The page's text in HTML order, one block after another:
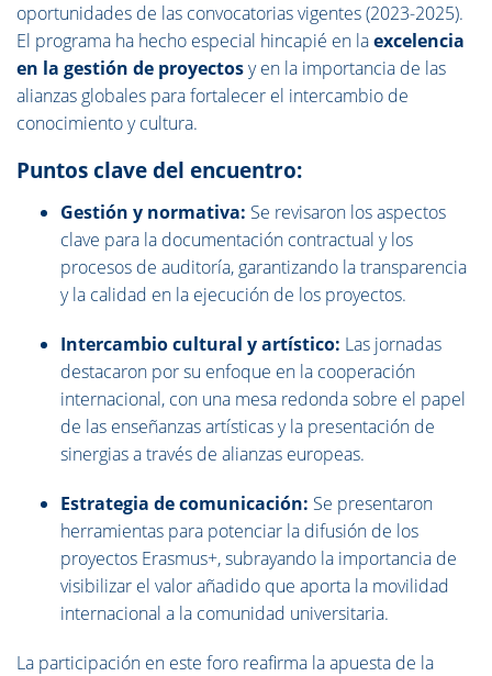
oportunidades de las convocatorias vigentes (2023-2025).
El programa ha hecho especial hincapié en laexcelencia
en la gestión de proyectosy en la importancia de las
alianzas globales para fortalecer el intercambio de
conocimiento y cultura.
Puntos clave del encuentro:
Gestión y normativa: Se revisaron los aspectos
clave para la documentación contractual y los
procesos de auditoría, garantizando la transparencia
y la calidad en la ejecución de los proyectos.
Intercambio cultural y artístico: Las jornadas
destacaron por su enfoque en la cooperación
internacional, con una mesa redonda sobre el papel
de las enseñanzas artísticas y la presentación de
sinergias a través de alianzas europeas.
Estrategia de comunicación: Se presentaron
herramientas para potenciar la difusión de los
proyectos Erasmus+, subrayando la importancia de
visibilizar el valor añadido que aporta la movilidad
internacional a la comunidad universitaria.
La participación en este foro reafirma la apuesta de la